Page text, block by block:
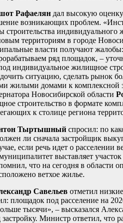
Рафаелян дал высокую
возникающих проблем.
индивидуального
территориям в городе
власти получают
ряд площадок, –
индивидуальное жилищное
ситуацию, сделать рынок
жилыми домами к комплексной
Новосибирской области
строительство в формате
к столице региона
Тыртышный спросил: по
ли сначала застройщик
если речь идет о расселении
выставляет
что на сегодня в области
ветхое жилье.
Савельев отметил
площадок под расселение на
тысячи», – высказался
Министр ответил, что